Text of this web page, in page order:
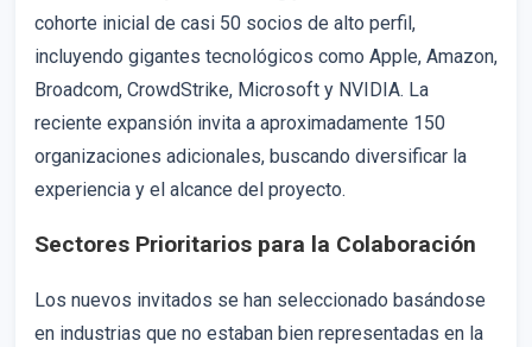
cohorte inicial de casi 50 socios de alto perfil,
incluyendo gigantes tecnológicos como Apple, Amazon,
Broadcom, CrowdStrike, Microsoft y NVIDIA. La
reciente expansión invita a aproximadamente 150
organizaciones adicionales, buscando diversificar la
experiencia y el alcance del proyecto.
Sectores Prioritarios para la Colaboración
Los nuevos invitados se han seleccionado basándose
en industrias que no estaban bien representadas en la